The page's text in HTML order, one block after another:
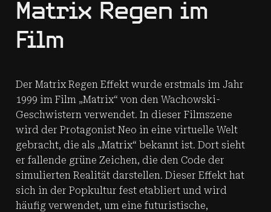
Matrix Regen im
Film
Der Matrix Regen Effekt wurde erstmals im Jahr
1999 im Film „Matrix“ von den Wachowski-
Geschwistern verwendet. In dieser Filmszene
wird der Protagonist Neo in eine virtuelle Welt
gebracht, die als „Matrix“ bekannt ist. Dort sieht
er fallende grüne Zeichen, die den Code der
simulierten Realität darstellen. Dieser Effekt hat
sich in der Popkultur fest etabliert und wird
häufig verwendet, um eine futuristische,